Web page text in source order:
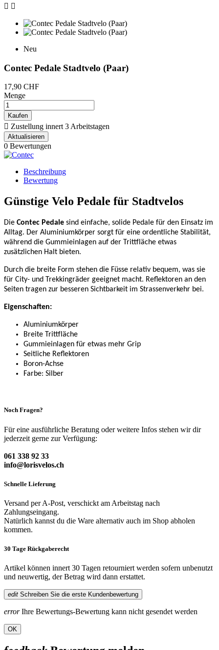
 
Neu
Contec Pedale Stadtvelo (Paar)
17,90 CHF
Menge
Kaufen
 Zustellung innert 3 Arbeitstagen
0 Bewertungen
Beschreibung
Bewertung
Günstige Velo Pedale für Stadtvelos
Die Contec Pedale sind einfache, solide Pedale für den Einsatz im
Alltag. Der Aluminiumkörper sorgt für eine ordentliche Stabilität,
während die Gummieinlagen auf der Trittfläche etwas
zusätzlichen Halt bieten.
Durch die breite Form stehen die Füsse relativ bequem, was sie
für City- und Trekkingräder geeignet macht. Reflektoren an den
Seiten tragen zur besseren Sichtbarkeit im Strassenverkehr bei.
Eigenschaften:
Aluminiumkörper
Breite Trittfläche
Gummieinlagen für etwas mehr Grip
Seitliche Reflektoren
Boron-Achse
Farbe: Silber
Noch Fragen?
Für eine ausführliche Beratung oder weitere Infos stehen wir dir
jederzeit gerne zur Verfügung:
061 338 92 33
info@lorisvelos.ch
Schnelle Lieferung
Versand per A-Post, verschickt am Arbeitstag nach
Zahlungseingang.
Natürlich kannst du die Ware alternativ auch im Shop abholen
kommen.
30 Tage Rückgaberecht
Artikel können innert 30 Tagen retourniert werden sofern unbenutzt
und neuwertig, der Betrag wird dann erstattet.
edit Schreiben Sie die erste Kundenbewertung
errorIhre Bewertungs-Bewertung kann nicht gesendet werden
OK